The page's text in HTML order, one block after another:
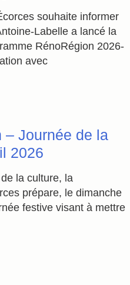
souhaite informer
Labelle a lancé la
RénoRégion 2026-
avec
– Journée de la
2026
la culture, la
prépare, le dimanche
festive visant à mettre